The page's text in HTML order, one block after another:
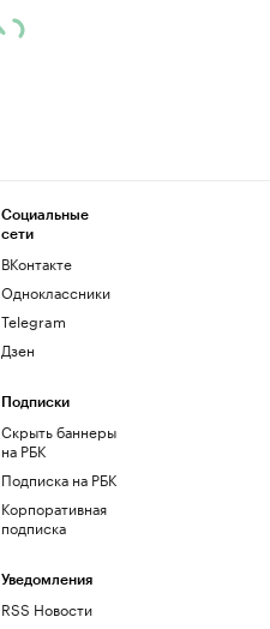
Социальные
сети
ВКонтакте
Одноклассники
Telegram
Дзен
Подписки
Скрыть баннеры
на РБК
Подписка на РБК
Корпоративная
подписка
Уведомления
RSS Новости